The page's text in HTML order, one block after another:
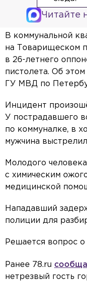
Читайте
В коммунальной
на Товарищеском
в 26-летнего
пистолета. Об
ГУ МВД по
Инцидент
У пострадавшего
по коммуналке, в
мужчина
Молодого
с химическим
медицинской
Нападавший
полиции для
Решается вопрос
Ранее 78.ru
нетрезвый гость